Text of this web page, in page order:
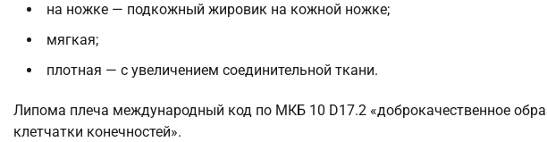
на ножке — подкожный жировик на кожной ножке;
мягкая;
плотная — с увеличением соединительной ткани.
Липома плеча международный код по МКБ 10 D17.2 «доброкачественное
клетчатки конечностей».